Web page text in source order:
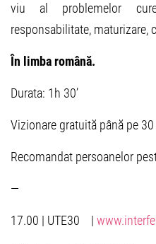
viu al problemelor
responsabilitate, maturizare,
În limba română.
Durata: 1h 30’
Vizionare gratuită până pe 30
Recomandat persoanelor
—
17.00 | UTE30 |